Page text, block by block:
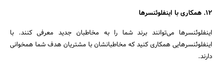
12. همکاری با اینفلوئنسرها
اینفلوئنسرها می‌توانند برند شما را به مخاطبان جدید معرفی کنند. با
اینفلوئنسرهایی همکاری کنید که مخاطبانشان با مشتریان هدف شما همخوانی
دارند.